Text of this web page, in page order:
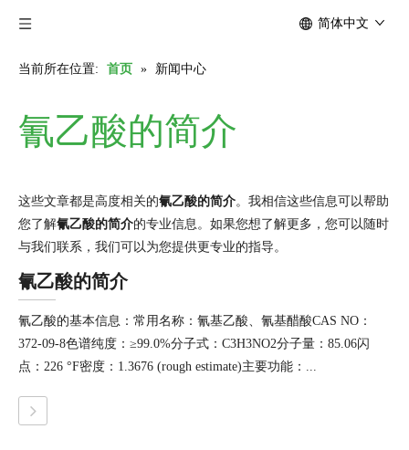
简体中文
当前所在位置: 首页 » 新闻中心
氰乙酸的简介
这些文章都是高度相关的氰乙酸的简介。我相信这些信息可以帮助
您了解氰乙酸的简介的专业信息。如果您想了解更多，您可以随时
与我们联系，我们可以为您提供更专业的指导。
氰乙酸的简介
氰乙酸的基本信息：常用名称：氰基乙酸、氰基醋酸CAS NO：
372-09-8色谱纯度：≥99.0%分子式：C3H3NO2分子量：85.06闪
点：226 °F密度：1.3676 (rough estimate)主要功能：...